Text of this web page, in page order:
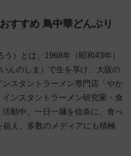
すすめ 鳥中華どんぶり
）とは、1968年（昭和43年）
んのしま）で生を享け、大阪の
スタントラーメン専門店「やか
ンスタントラーメン研究家・食
動中。一日一麺を信条に、食べ
え、多数のメディアにも積極